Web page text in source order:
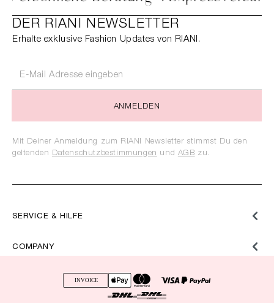
SERVICE & HILFE
COMPANY
DER RIANI NEWSLETTER
Erhalte exklusive Fashion Updates von RIANI.
ANMELDEN
Mit Deiner Anmeldung zum RIANI Newsletter stimmst Du den
geltenden Datenschutzbestimmungen und AGB zu.